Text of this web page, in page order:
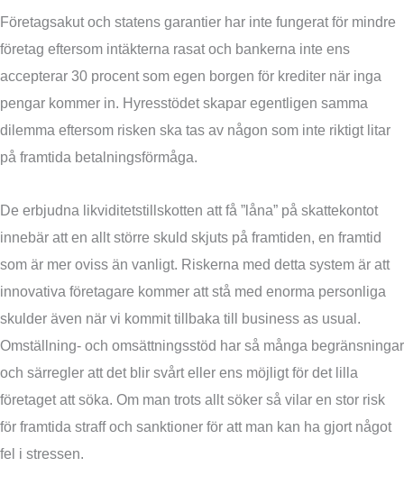
Företagsakut och statens garantier har inte fungerat för mindre
företag eftersom intäkterna rasat och bankerna inte ens
accepterar 30 procent som egen borgen för krediter när inga
pengar kommer in. Hyresstödet skapar egentligen samma
dilemma eftersom risken ska tas av någon som inte riktigt litar
på framtida betalningsförmåga.
De erbjudna likviditetstillskotten att få ”låna” på skattekontot
innebär att en allt större skuld skjuts på framtiden, en framtid
som är mer oviss än vanligt. Riskerna med detta system är att
innovativa företagare kommer att stå med enorma personliga
skulder även när vi kommit tillbaka till business as usual.
Omställning- och omsättningsstöd har så många begränsningar
och särregler att det blir svårt eller ens möjligt för det lilla
företaget att söka. Om man trots allt söker så vilar en stor risk
för framtida straff och sanktioner för att man kan ha gjort något
fel i stressen.